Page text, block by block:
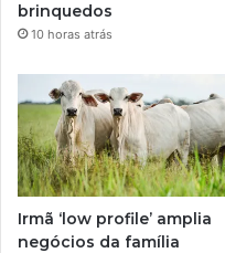
brinquedos
10 horas atrás
Irmã ‘low profile’ amplia
negócios da família